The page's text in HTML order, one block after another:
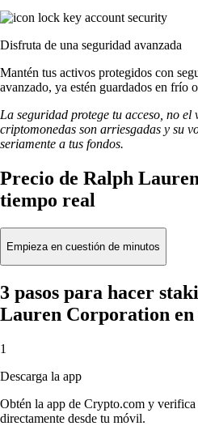
Disfruta de una seguridad avanzada
Mantén tus activos protegidos con
avanzado, ya estén guardados en frío
La seguridad protege tu acceso, no el
criptomonedas son arriesgadas y su
seriamente a tus fondos.
Precio de Ralph
tiempo real
Empieza en cuestión de minutos
3 pasos para hacer
Lauren Corporation en
1
Descarga la app
Obtén la app de Crypto.com y
directamente desde tu móvil.